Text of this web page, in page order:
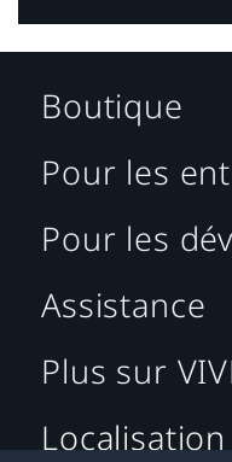
Boutique
Pour les
Pour les
Assistance
Plus sur
Localisation